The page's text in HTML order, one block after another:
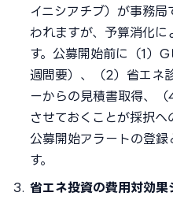
イニシアチブ）が事務
われますが、予算消化に
す。公募開始前に（1）
週間要）、（2）省エネ
ーからの見積書取得、
させておくことが採択へ
公募開始アラートの登
す。
省エネ投資の費用対効果